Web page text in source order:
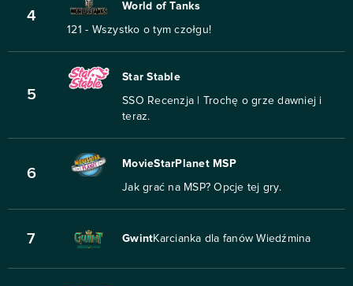
4
World of Tanks
121 - Wszystko o tym czołgu!
5
Star Stable
SSO Recenzja | Trochę o grze dawniej i
teraz.
6
MovieStarPlanet MSP
Jak grać na MSP? Opcje tej gry.
7 GwintKarcianka dla fanów Wiedźmina